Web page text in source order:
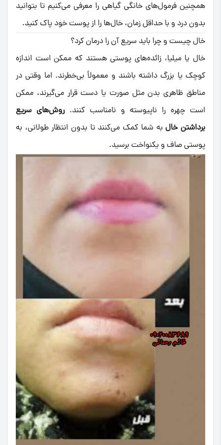
همچنین فرمول‌های خانگی گیاهی را معرفی می‌کنیم تا بتوانید
بدون درد و با حداقل زمان، خال‌ها را از پوست خود پاک کنید.
خال چیست و چرا باید سریع آن را درمان کرد؟
خال یا میلیا، زائده‌های پوستی هستند که ممکن است اندازه
کوچک یا بزرگ داشته باشند و معمولاً بی‌خطرند. اما وقتی در
مناطق ظاهری بدن مثل صورت یا دست قرار می‌گیرند، ممکن
است چهره را ناپیوسته و نامناسب کنند.روش‌های سریع
برداشتن خالبه شما کمک می‌کنند تا بدون انتظار طولانی، به
پوستی صاف و یکنواخت برسید.